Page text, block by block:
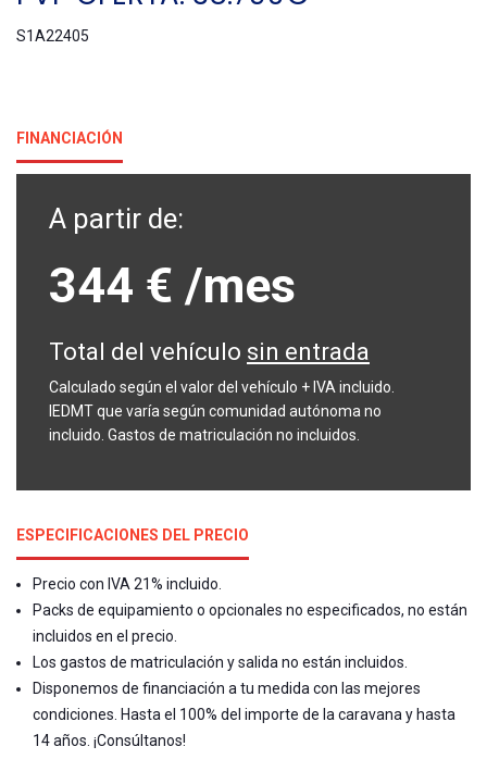
S1A22405
FINANCIACIÓN
A partir de:
344 € /mes
Total del vehículo sin entrada
Calculado según el valor del vehículo + IVA incluido.
IEDMT que varía según comunidad autónoma no
incluido. Gastos de matriculación no incluidos.
ESPECIFICACIONES DEL PRECIO
Precio con IVA 21% incluido.
Packs de equipamiento o opcionales no especificados, no están
incluidos en el precio.
Los gastos de matriculación y salida no están incluidos.
Disponemos de financiación a tu medida con las mejores
condiciones. Hasta el 100% del importe de la caravana y hasta
14 años. ¡Consúltanos!